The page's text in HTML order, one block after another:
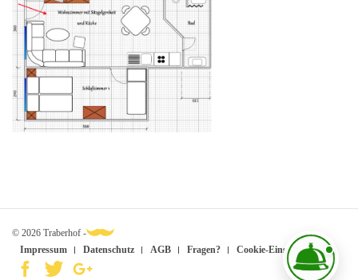
© 2026 Traberhof -
Impressum
Datenschutz AGB Fragen? Cookie-Einstellungen